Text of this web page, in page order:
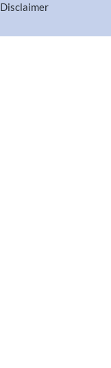
Disclaimer